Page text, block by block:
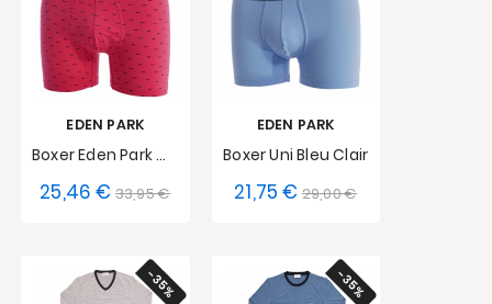
EDEN PARK
Boxer Eden Park Motif Noeuds Papillon - Rose
25,46 € Prix
33,95 €Prix
S
EDEN PARK
Boxer Uni Bleu Clair
21,75 € Prix
29,00 €Prix
S XL
-35% -35%